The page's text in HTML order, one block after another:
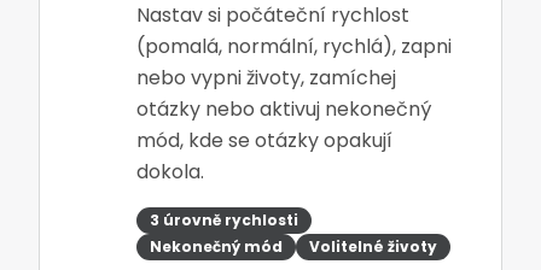
Nastav si počáteční rychlost
(pomalá, normální, rychlá), zapni
nebo vypni životy, zamíchej
otázky nebo aktivuj nekonečný
mód, kde se otázky opakují
dokola.
3 úrovně rychlosti
Nekonečný mód
Volitelné životy